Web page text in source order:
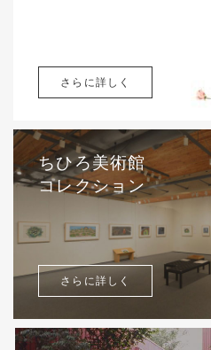
さらに詳しく
ちひろ美術館
コレクション
さらに詳しく